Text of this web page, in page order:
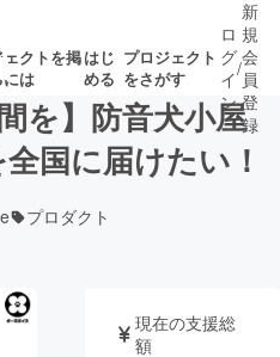
クトを掲
は
はじ
める
プロジェクト
をさがす
募集終了が近いプ
ロジェクト
音楽
ロ
グ
イ
ン
/
新
規
会
員
登
録
を】防音犬小屋
国に届けたい！
プロダクト
現在の支援総
額